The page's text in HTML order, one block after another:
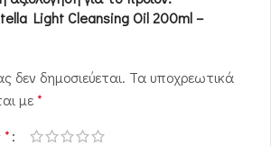
Light Cleansing Oil 200ml –
δεν δημοσιεύεται. Τα υποχρεωτικά
με*
*